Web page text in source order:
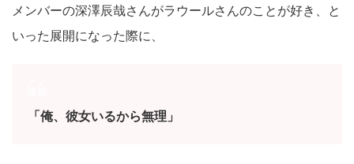
メンバーの深澤辰哉さんがラウールさんのことが好き、と
いった展開になった際に、
「俺、彼女いるから無理」